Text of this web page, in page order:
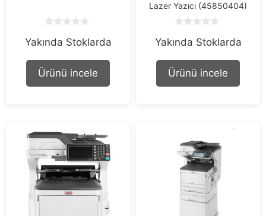
o
t
f
Yakında Stoklarda
Ürünü incele
Lazer Yazıcı (45850404)
o
t
f
Yakında Stoklarda
Ürünü incele